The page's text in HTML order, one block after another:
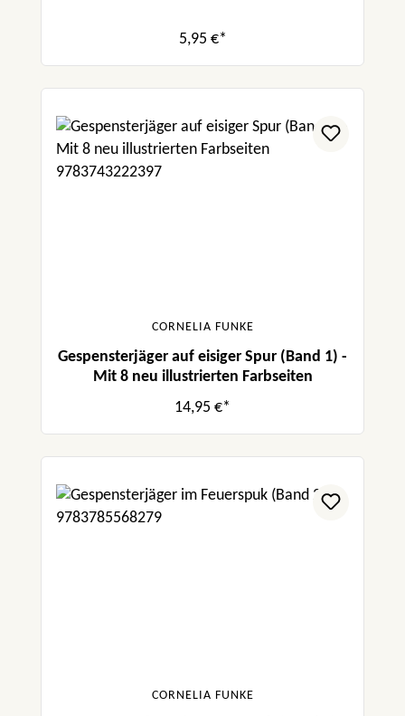
5,95 €*
CORNELIA FUNKE
Gespensterjäger auf eisiger Spur (Band 1) -
Mit 8 neu illustrierten Farbseiten
14,95 €*
CORNELIA FUNKE